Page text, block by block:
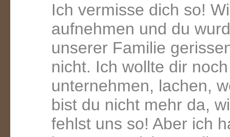
Ich vermisse dich so!
aufnehmen und du
unserer Familie
nicht. Ich wollte dir
unternehmen, lachen,
bist du nicht mehr da,
fehlst uns so! Aber ich